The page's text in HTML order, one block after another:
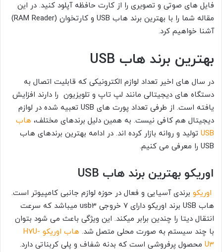
فایل های صوتی و تصویری را از کارت حافظه آپلود کنید. در این
مقاله شما را با بهترین برند هاب USB و کارتخوان (RAM Reader)
آشنا خواهیم کرد.
بهترین برند هاب USB
در سال های اخیر تعداد لوازم الکترونیکی که قابلیت اتصال به
دستگاه های دیجیتالی مانند لپ تاپ و تلویزیون را دارند افزایش
یافته است. از طرفی تعداد پورت های USB تعبیه شده در لوازم
دیجیتال هم کافی نیست. به همین دلیل برندهای مختلف، هاب
USB تولید و روانه بازار کرده اند. در ادامه بهترین برندهای هاب
USB را معرفی می کنیم.
اوریکو بهترین برند هاب USB
اوریکو برندی آسیایی و فعال در حوزه لوازم جانبی کامپیوتر است.
هاب USB برند اوریکو دارای ۷ خروجی usb3 میباشد که سرعت
انتقال دیتا را چندین برابر میکند. این ویژگی باعث می شود بتوان
با چند سیستم به صورت محلی متصل شد.
هاب اوریکو H7U-
U3 محصول پرفروشی است که بدنه شفاف و پلی کربناتی دارد.